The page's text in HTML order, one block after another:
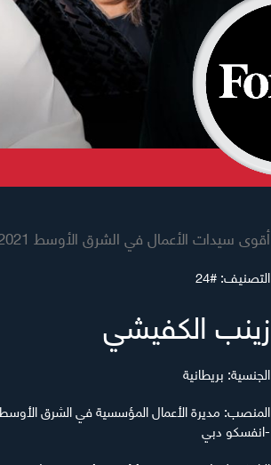
أقوى سيدات الأعمال في الشرق الأوسط 2021
التصنيف:#24
زينب الكفيشي
الجنسية: بريطانية
المنصب: مديرة الأعمال المؤسسية في الشرق
-انفسكو دبي